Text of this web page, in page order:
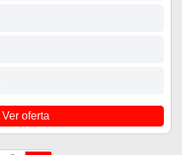
Ver oferta